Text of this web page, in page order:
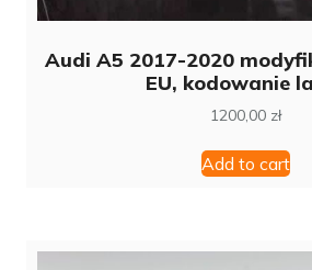
Audi A5 2017-2020
EU, kodowanie
1200,00 zł
Add to cart